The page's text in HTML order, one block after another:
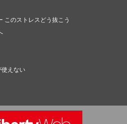
のストレスどう抜こう
使えない